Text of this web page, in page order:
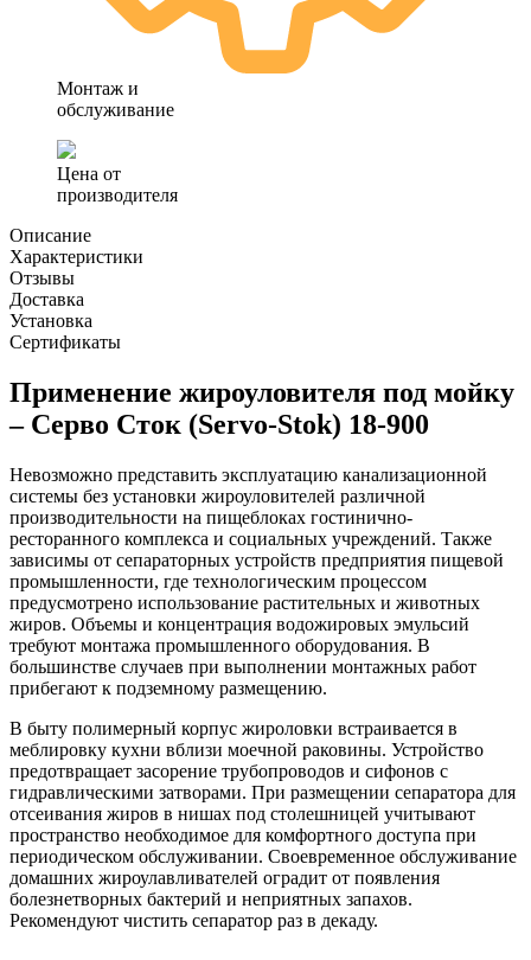
Монтаж и
обслуживание
Цена от
производителя
Описание
Характеристики
Отзывы
Доставка
Установка
Сертификаты
Применение жироуловителя под мойку
– Серво Сток (Servo-Stok) 18-900
Невозможно представить эксплуатацию канализационной
системы без установки жироуловителей различной
производительности на пищеблоках гостинично-
ресторанного комплекса и социальных учреждений. Также
зависимы от сепараторных устройств предприятия пищевой
промышленности, где технологическим процессом
предусмотрено использование растительных и животных
жиров. Объемы и концентрация водожировых эмульсий
требуют монтажа промышленного оборудования. В
большинстве случаев при выполнении монтажных работ
прибегают к подземному размещению.
В быту полимерный корпус жироловки встраивается в
меблировку кухни вблизи моечной раковины. Устройство
предотвращает засорение трубопроводов и сифонов с
гидравлическими затворами. При размещении сепаратора для
отсеивания жиров в нишах под столешницей учитывают
пространство необходимое для комфортного доступа при
периодическом обслуживании. Своевременное обслуживание
домашних жироулавливателей оградит от появления
болезнетворных бактерий и неприятных запахов.
Рекомендуют чистить сепаратор раз в декаду.